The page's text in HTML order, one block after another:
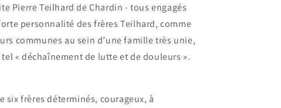
Pierre Teilhard de Chardin - tous engagés
personnalité des frères Teilhard, comme
communes au sein d’une famille très unie,
« déchaînement de lutte et de douleurs ».
six frères déterminés, courageux, à